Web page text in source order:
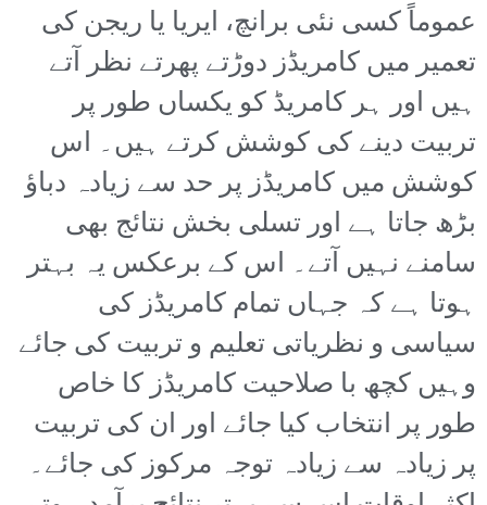
عموماً کسی نئی برانچ، ایریا یا ریجن کی
تعمیر میں کامریڈز دوڑتے پھرتے نظر آتے
ہیں اور ہر کامریڈ کو یکساں طور پر
تربیت دینے کی کوشش کرتے ہیں۔ اس
کوشش میں کامریڈز پر حد سے زیادہ دباؤ
بڑھ جاتا ہے اور تسلی بخش نتائج بھی
سامنے نہیں آتے۔ اس کے برعکس یہ بہتر
ہوتا ہے کہ جہاں تمام کامریڈز کی
سیاسی و نظریاتی تعلیم و تربیت کی جائے
وہیں کچھ با صلاحیت کامریڈز کا خاص
طور پر انتخاب کیا جائے اور ان کی تربیت
پر زیادہ سے زیادہ توجہ مرکوز کی جائے۔